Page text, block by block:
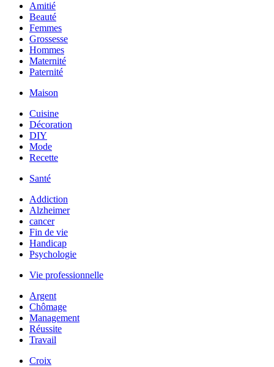
Amitié
Beauté
Femmes
Grossesse
Hommes
Maternité
Paternité
Maison
Cuisine
Décoration
DIY
Mode
Recette
Santé
Addiction
Alzheimer
cancer
Fin de vie
Handicap
Psychologie
Vie professionnelle
Argent
Chômage
Management
Réussite
Travail
Croix